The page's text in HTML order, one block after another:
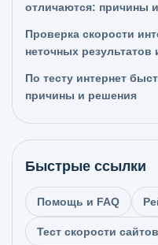
отличаются: причины
Проверка скорости
неточных
По тесту интернет
причины и решения
Быстрые ссылки
Помощь и FAQ
Тест скорости сайтов